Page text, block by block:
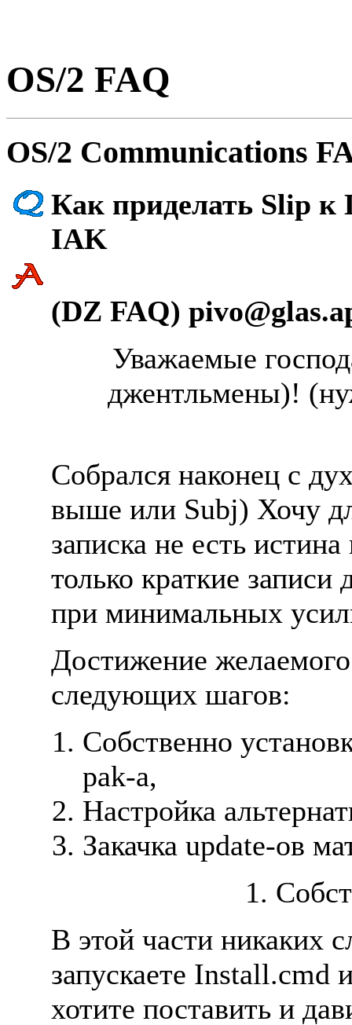
OS/2 FAQ
OS/2 Communications
Как приделать Slip к
IAK
(DZ FAQ)
Уважаемые
джентльмены)!
Собрался наконец с
выше или Subj) Хочу
записка не есть
только краткие записи
при минимальных
Достижение желаемого
следующих шагов:
Собственно
pak-a,
Настройка
Закачка update-ов
1.
В этой части никаких
запускаете Install.cmd
хотите поставить и